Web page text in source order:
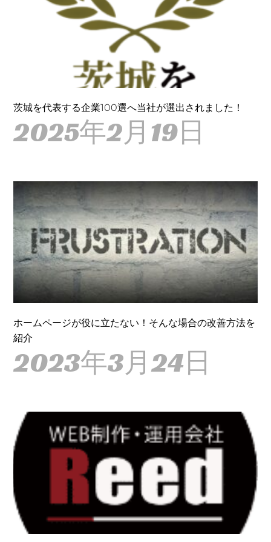
茨城を代表する企業100選へ当社が選出されました！
2025年2月19日
ホームページが役に立たない！そんな場合の改善方法を
紹介
2023年3月24日